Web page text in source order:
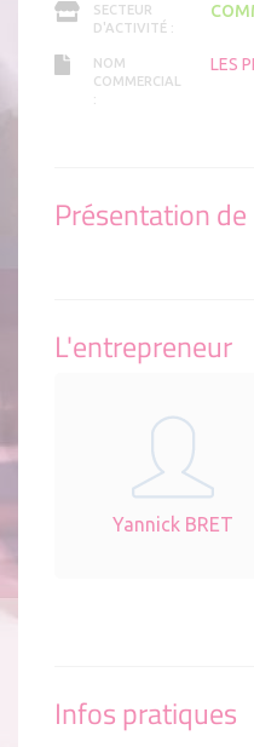
SECTEUR
D'ACTIVITÉ :
NOM
COMMERCIAL
:
LES
Présentation
L'entrepreneur
Yannick BRET
Infos pratiques